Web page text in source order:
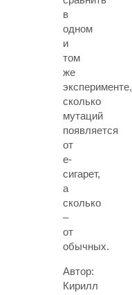
в
одном
и
том
же
эксперименте,
сколько
мутаций
появляется
от
е-
сигарет,
а
сколько
–
от
обычных.
Автор:
Кирилл